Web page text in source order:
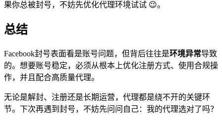
果你总被封号，不妨先优化代理环境试试 😉。
总结
Facebook封号表面看是账号问题，但背后往往是环境异常导致
的。想要账号稳定，必须从根本上优化注册方式、使用合规操
作，并且配合高质量代理。
无论是解封、注册还是长期运营，代理都是绕不开的关键环
节。下次再遇到封号，不妨先问问自己：我的代理选对了吗？